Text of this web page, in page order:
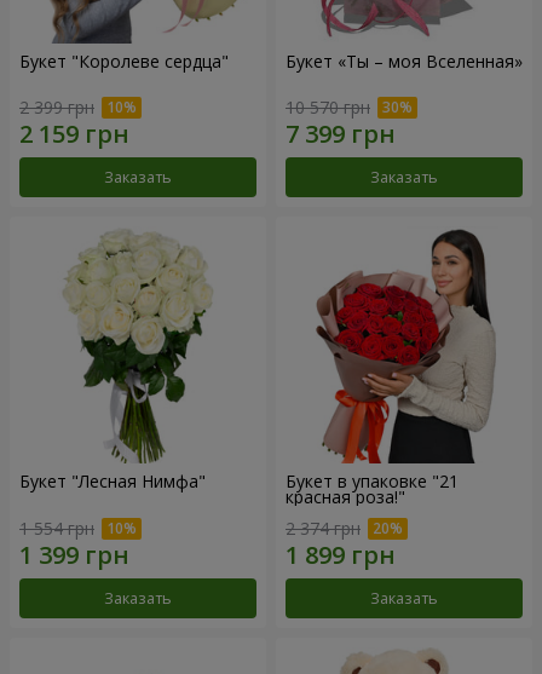
Букет "Королеве сердца"
2 399 грн
Заказать
Букет «Ты – моя Вселенная»
10 570 грн
Заказать
Букет "Лесная Нимфа"
1 554 грн
Заказать
Букет в упаковке "21
красная роза!"
2 374 грн
Заказать